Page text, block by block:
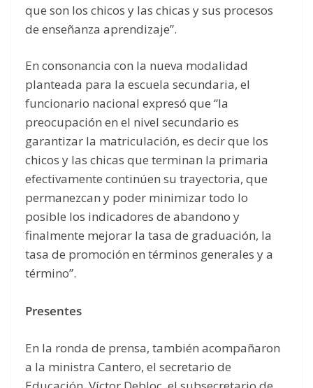
que son los chicos y las chicas y sus procesos
de enseñanza aprendizaje”.
En consonancia con la nueva modalidad
planteada para la escuela secundaria, el
funcionario nacional expresó que “la
preocupación en el nivel secundario es
garantizar la matriculación, es decir que los
chicos y las chicas que terminan la primaria
efectivamente continúen su trayectoria, que
permanezcan y poder minimizar todo lo
posible los indicadores de abandono y
finalmente mejorar la tasa de graduación, la
tasa de promoción en términos generales y a
término”.
Presentes
En la ronda de prensa, también acompañaron
a la ministra Cantero, el secretario de